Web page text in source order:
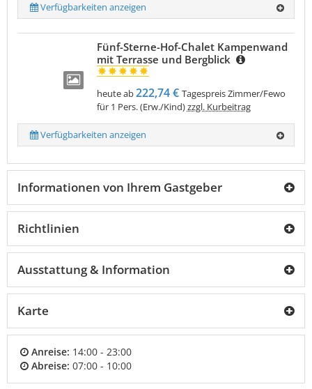
Verfügbarkeiten anzeigen
Fünf-Sterne-Hof-Chalet Kampenwand
mit Terrasse und Bergblick
heute ab222,74 € Tagespreis Zimmer/Fewo
für 1 Pers. (Erw./Kind)zzgl. Kurbeitrag
Verfügbarkeiten anzeigen
Informationen von Ihrem Gastgeber
Richtlinien
Ausstattung & Information
Karte
Anreise: 14:00 - 23:00
Abreise: 07:00 - 10:00